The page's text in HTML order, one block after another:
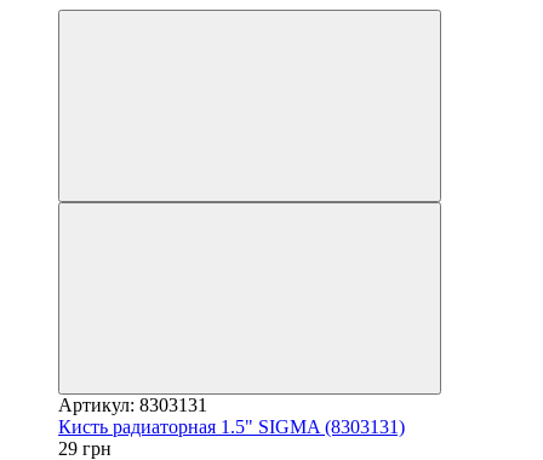
Артикул: 8303131
Кисть радиаторная 1.5" SIGMA (8303131)
29 грн